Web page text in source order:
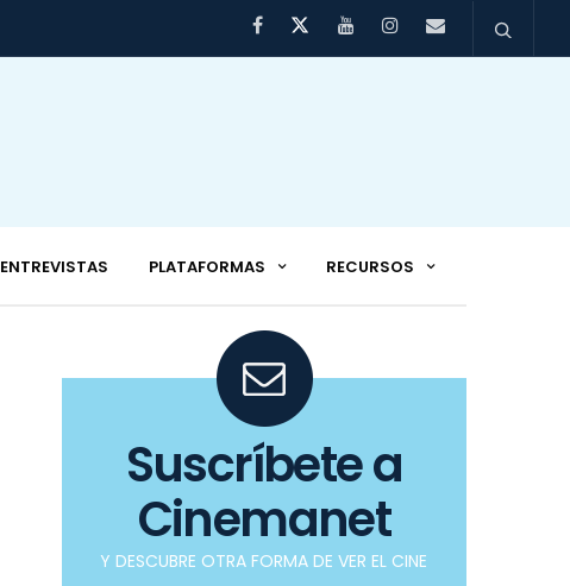
ENTREVISTAS PLATAFORMAS RECURSOS
Suscríbete a
Cinemanet
Y DESCUBRE OTRA FORMA DE VER EL CINE